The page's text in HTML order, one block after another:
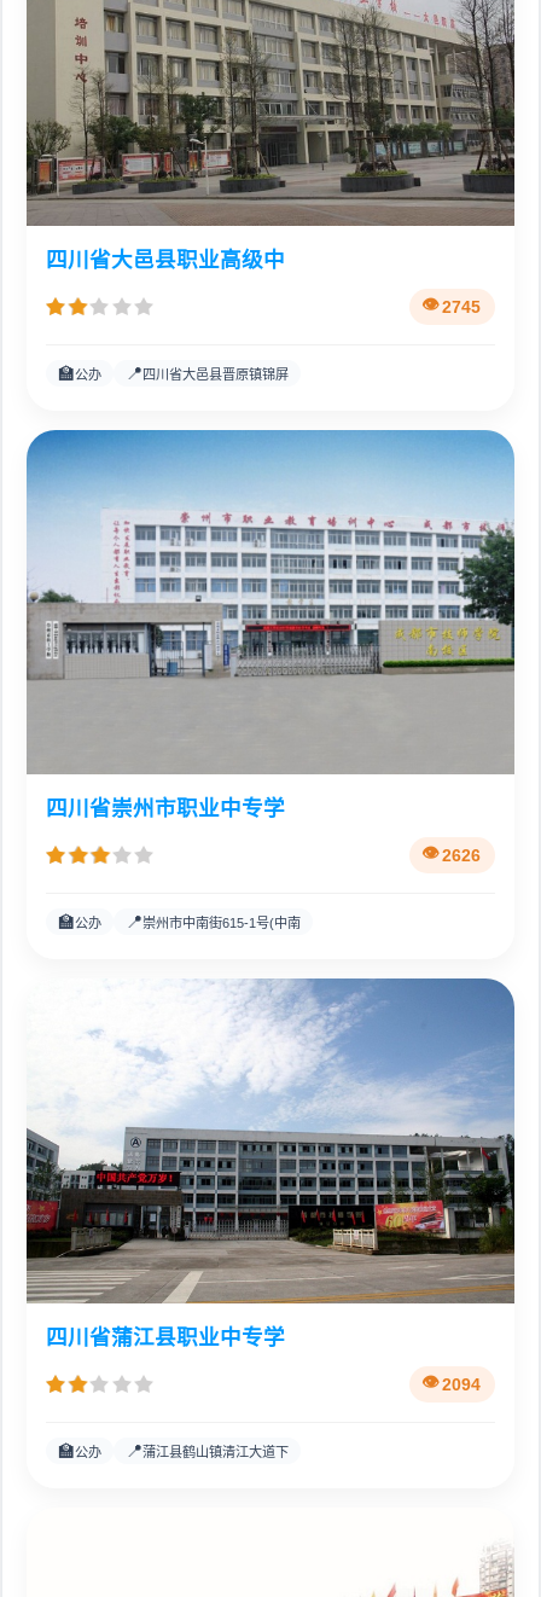
四川省大邑县职业高级中
2745
🏫公办 📍四川省大邑县晋原镇锦屏
四川省崇州市职业中专学
2626
🏫公办 📍崇州市中南街615-1号(中南
四川省蒲江县职业中专学
2094
🏫公办 📍蒲江县鹤山镇清江大道下